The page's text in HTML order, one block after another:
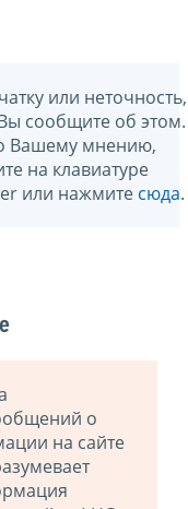
или неточность,
сообщите об этом.
Вашему мнению,
на клавиатуре
или нажмите сюда.
о
на сайте